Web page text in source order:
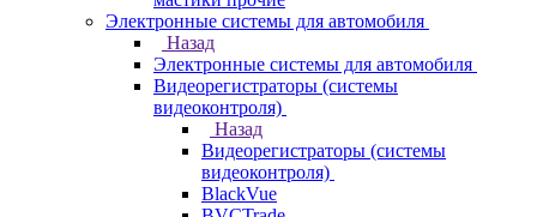
Электронные системы для автомобиля
Назад
Электронные системы для автомобиля
Видеорегистраторы (системы
видеоконтроля)
Назад
Видеорегистраторы (системы
видеоконтроля)
BlackVue